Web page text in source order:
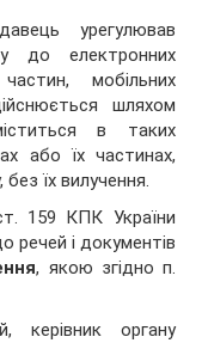
урегулював
до електронних
мобільних
шляхом
в таких
або їх частинах,
без їх вилучення.
159 КПК України
речей і документів
, якою згідно п.
керівник органу